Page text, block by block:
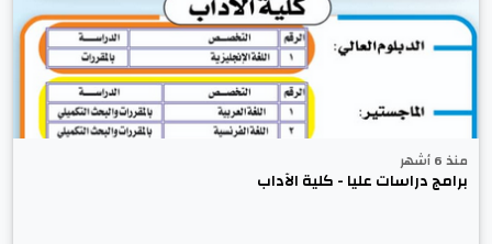
منذ 6 أشهر
برامج دراسات عليا - كلية الآداب